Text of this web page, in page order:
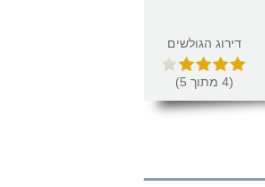
דירוג הגולשים
(
4 מתוך 5
)